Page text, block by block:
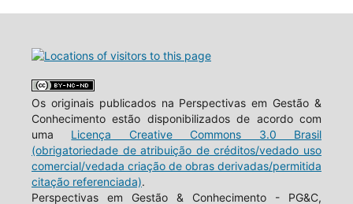
Os originais publicados na Perspectivas em Gestão &
Conhecimento estão disponibilizados de acordo com
uma Licença Creative Commons 3.0 Brasil
(obrigatoriedade de atribuição de créditos/vedado uso
comercial/vedada criação de obras derivadas/permitida
citação referenciada).
Perspectivas em Gestão & Conhecimento - PG&C,